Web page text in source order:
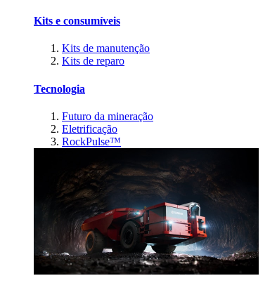
Kits e consumíveis
Kits de manutenção
Kits de reparo
Tecnologia
Futuro da mineração
Eletrificação
RockPulse™